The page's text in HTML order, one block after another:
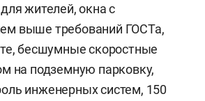
жителей, окна с
выше требований ГОСТа,
бесшумные скоростные
на подземную парковку,
инженерных систем, 150